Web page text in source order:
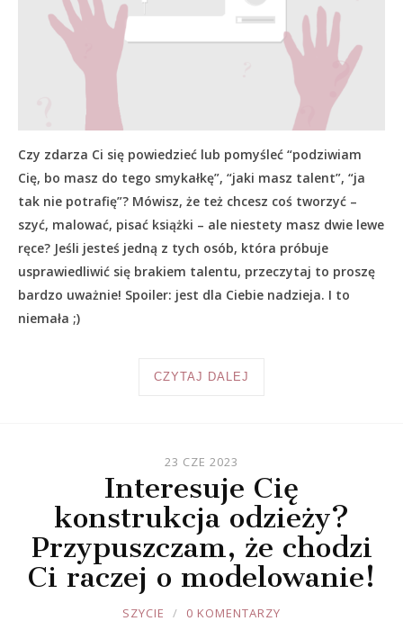
Czy zdarza Ci się powiedzieć lub pomyśleć “podziwiam
Cię, bo masz do tego smykałkę”, “jaki masz talent”, “ja
tak nie potrafię”? Mówisz, że też chcesz coś tworzyć –
szyć, malować, pisać książki – ale niestety masz dwie lewe
ręce? Jeśli jesteś jedną z tych osób, która próbuje
usprawiedliwić się brakiem talentu, przeczytaj to proszę
bardzo uważnie! Spoiler: jest dla Ciebie nadzieja. I to
niemała ;)
CZYTAJ DALEJ
23 CZE 2023
Interesuje Cię
konstrukcja odzieży?
Przypuszczam, że chodzi
Ci raczej o modelowanie!
JOULE
SZYCIE 0 KOMENTARZY